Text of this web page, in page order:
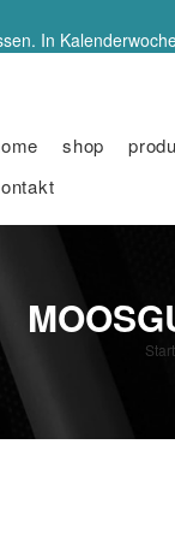
In
shop